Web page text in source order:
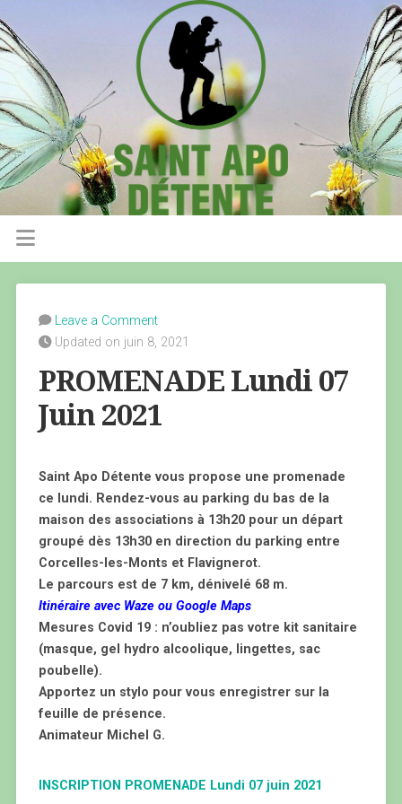
Leave a Comment
Updated on juin 8, 2021
PROMENADE Lundi 07
Juin 2021
Saint Apo Détente vous propose une promenade
ce lundi. Rendez-vous au parking du bas de la
maison des associations à 13h20 pour un départ
groupé dès 13h30 en direction du parking entre
Corcelles-les-Monts et Flavignerot.
Le parcours est de 7 km, dénivelé 68 m.
Itinéraire avec Waze ou Google Maps
Mesures Covid 19 : n’oubliez pas votre kit sanitaire
(masque, gel hydro alcoolique, lingettes, sac
poubelle).
Apportez un stylo pour vous enregistrer sur la
feuille de présence.
Animateur Michel G.
INSCRIPTION PROMENADE Lundi 07 juin 2021